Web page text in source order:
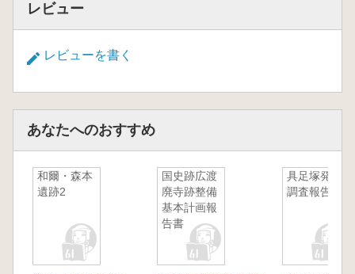
レビュー
レビューを書く
あなたへのおすすめ
和爾・森本
遺跡2
国史跡広渡
廃寺跡整備
基本計画報
告書
具足塚発掘
調査報告